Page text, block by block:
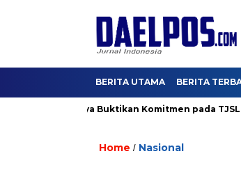
BERITA UTAMA BERITA
Karya Buktikan Komitmen pada TJSL & CSR
Home / Nasional